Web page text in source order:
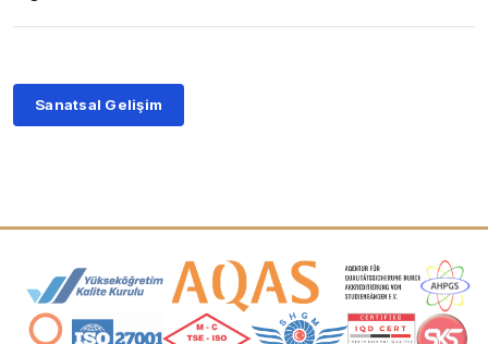
Sanatsal Gelişim
Akreditasyon ve Üyelik Logoları